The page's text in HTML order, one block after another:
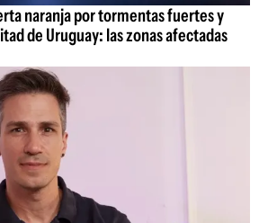
naranja por tormentas fuertes y
de Uruguay: las zonas afectadas